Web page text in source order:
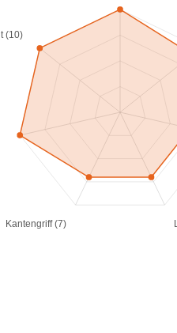
Kantengriff (7)
(10)